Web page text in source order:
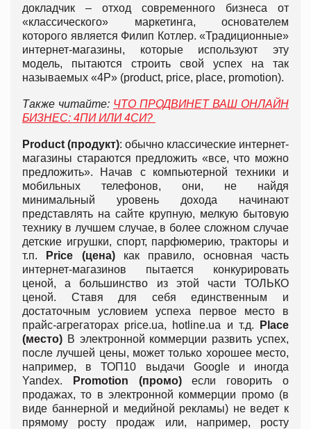
докладчик – отход современного бизнеса от
«классического» маркетинга, основателем
которого является Филип Котлер. «Традиционные»
интернет-магазины, которые используют эту
модель, пытаются строить свой успех на так
называемых «4P» (product, price, place, promotion).
Также читайте: ЧТО ПРОДВИНЕТ ВАШ ОНЛАЙН
БИЗНЕС: 4ПИ ИЛИ 4СИ?
Product (продукт): обычно классические интернет-
магазины стараются предложить «все, что можно
предложить». Начав с компьютерной техники и
мобильных телефонов, они, не найдя
минимальный уровень дохода начинают
представлять на сайте крупную, мелкую бытовую
технику в лучшем случае, в более сложном случае
детские игрушки, спорт, парфюмерию, тракторы и
т.п.
Price (цена)как правило, основная часть
интернет-магазинов пытается конкурировать
ценой, а большинство из этой части ТОЛЬКО
ценой. Ставя для себя единственным и
достаточным условием успеха первое место в
прайс-агрегаторах price.ua, hotline.ua и т.д.
Place
(место) В электронной коммерции развить успех,
после лучшей цены, может только хорошее место,
например, в ТОП10 выдачи Google и иногда
Yandex.
Promotion (промо)если говорить о
продажах, то в электронной коммерции промо (в
виде баннерной и медийной рекламы) не ведет к
прямому росту продаж или, например, росту